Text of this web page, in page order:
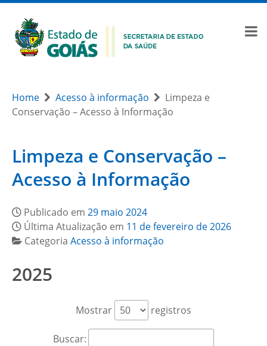
Home Acesso à informação
Limpeza e
Conservação – Acesso à Informação
Limpeza e Conservação –
Acesso à Informação
Publicado em 29 maio 2024
Última Atualização em 11 de fevereiro de 2026
Categoria Acesso à informação
2025
Mostrar registros
Buscar: